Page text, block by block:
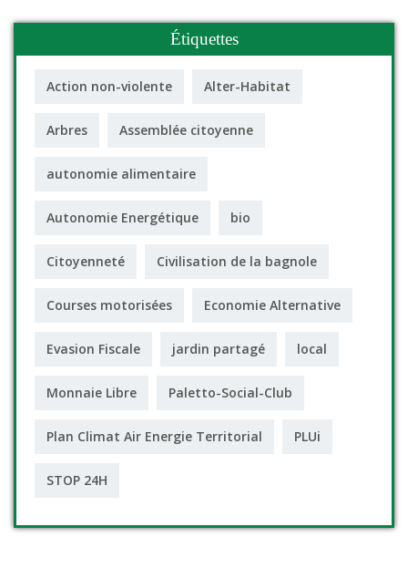
Étiquettes
Action non-violente Alter-Habitat
Arbres Assemblée citoyenne
autonomie alimentaire
Autonomie Energétique bio
Citoyenneté Civilisation de la bagnole
Courses motorisées Economie Alternative
Evasion Fiscale jardin partagé local
Monnaie Libre Paletto-Social-Club
Plan Climat Air Energie Territorial PLUi
STOP 24H